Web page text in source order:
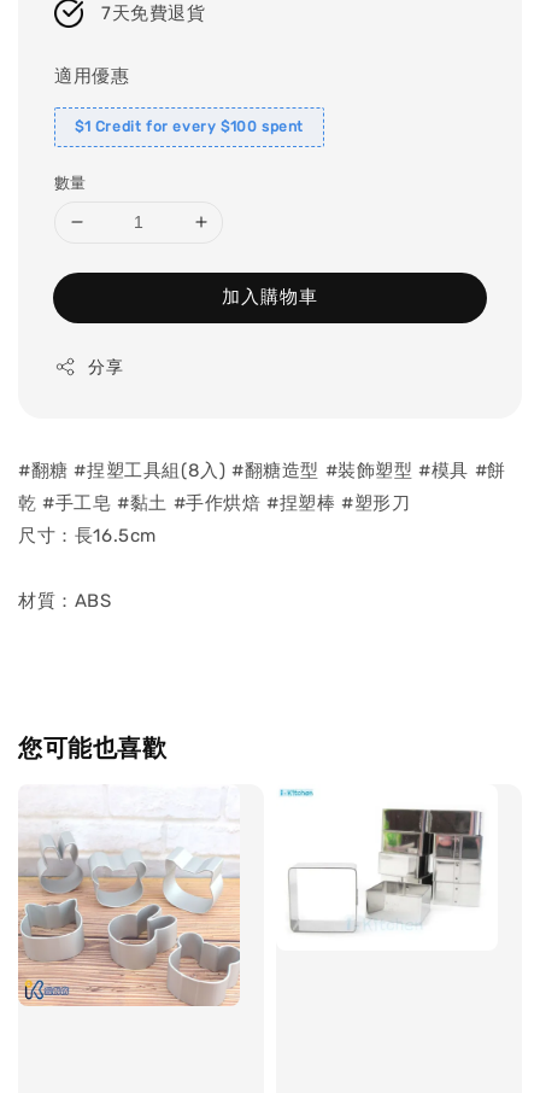
7天免費退貨
適用優惠
$1 Credit for every $100 spent
數量
加入購物車
分享
#翻糖 #捏塑工具組(8入) #翻糖造型 #裝飾塑型 #模具 #餅
乾 #手工皂 #黏土 #手作烘焙 #捏塑棒 #塑形刀
尺寸：長16.5cm
材質：ABS
您可能也喜歡